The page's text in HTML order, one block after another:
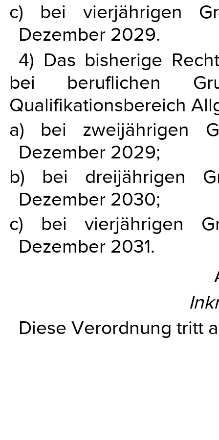
c) bei vierjährigen
Dezember 2029.
4) Das bisherige
bei beruflichen
Qualifikationsbereich
a) bei zweijährigen
Dezember 2029;
b) bei dreijährigen
Dezember 2030;
c) bei vierjährigen
Dezember 2031.
Diese Verordnung tritt